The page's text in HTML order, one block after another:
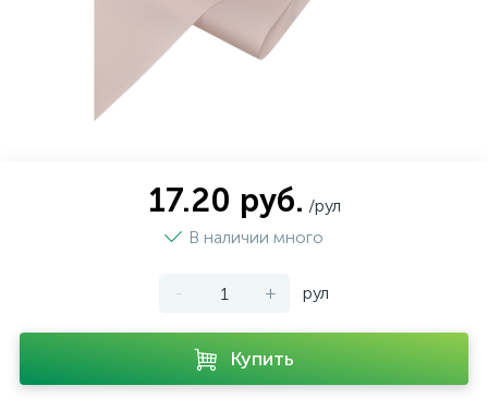
17.20 руб. /рул
В наличии много
- + рул
Купить